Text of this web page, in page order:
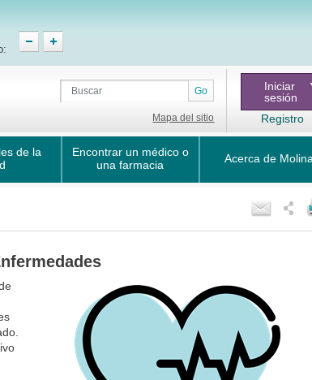
Go
Mapa del sitio
Iniciar
sesión
Registro
de la
Encontrar un médico o
una farmacia
Acerca de Molina